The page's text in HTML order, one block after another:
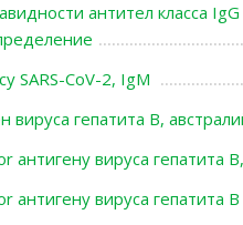
антител класса
SARS-CoV-2, IgМ
вируса гепатита В,
антигену вируса гепатита
антигену вируса гепатита